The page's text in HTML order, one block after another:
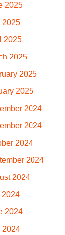
2025
2025
2025
2025
2025
2025
2024
2024
2024
2024
2024
2024
2024
2024